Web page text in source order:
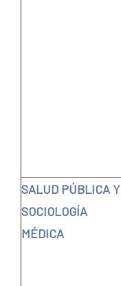
SALUD PÚBLICA Y
SOCIOLOGÍA
MÉDICA